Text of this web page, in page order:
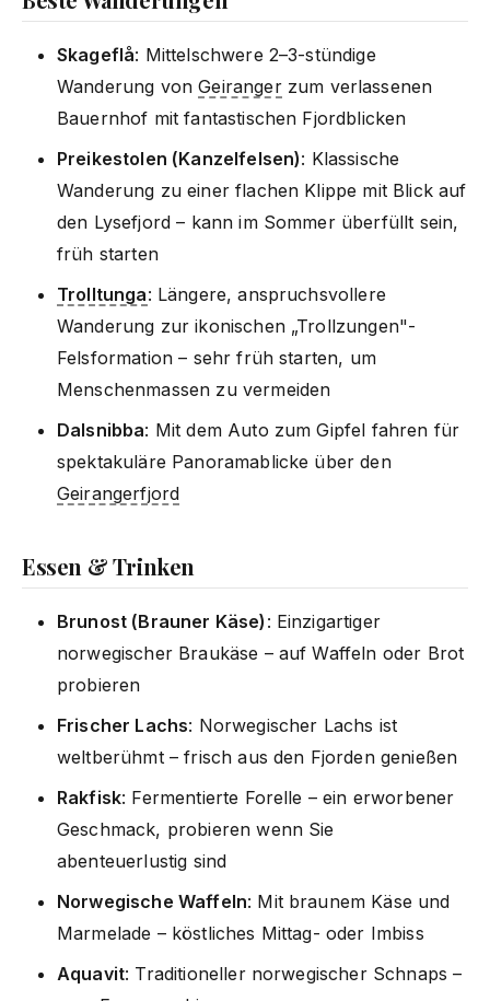
Skageflå: Mittelschwere 2–3-stündige
Wanderung vonGeirangerzum verlassenen
Bauernhof mit fantastischen Fjordblicken
Preikestolen (Kanzelfelsen): Klassische
Wanderung zu einer flachen Klippe mit Blick auf
den Lysefjord – kann im Sommer überfüllt sein,
früh starten
Trolltunga: Längere, anspruchsvollere
Wanderung zur ikonischen „Trollzungen"-
Felsformation – sehr früh starten, um
Menschenmassen zu vermeiden
Dalsnibba: Mit dem Auto zum Gipfel fahren für
spektakuläre Panoramablicke über den
Geirangerfjord
Essen & Trinken
Brunost (Brauner Käse) : Einzigartiger
norwegischer Braukäse – auf Waffeln oder Brot
probieren
Frischer Lachs: Norwegischer Lachs ist
weltberühmt – frisch aus den Fjorden genießen
Rakfisk: Fermentierte Forelle – ein erworbener
Geschmack, probieren wenn Sie
abenteuerlustig sind
Norwegische Waffeln: Mit braunem Käse und
Marmelade – köstliches Mittag- oder Imbiss
Aquavit: Traditioneller norwegischer Schnaps –